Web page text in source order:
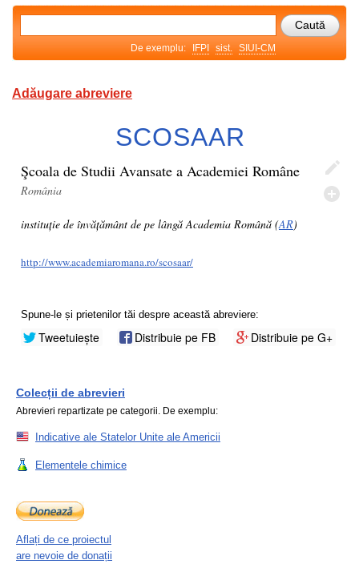
De exemplu: IFPI sist. SIUI-CM
Adăugare abreviere
SCOSAAR
Şcoala de Studii Avansate a Academiei Române
România
instituție de învățământ de pe lângă Academia Română (AR)
http://www.academiaromana.ro/scosaar/
Spune-le și prietenilor tăi despre această abreviere:
Tweetuiește Distribuie pe FB Distribuie pe G+
Colecții de abrevieri
Abrevieri repartizate pe categorii. De exemplu:
Indicative ale Statelor Unite ale Americii
Elementele chimice
Aflați de ce proiectul
are nevoie de donații